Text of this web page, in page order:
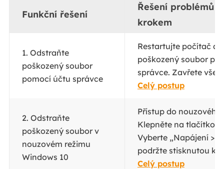
Funkční řešení
Řešení problémů
krokem
1. Odstraňte
poškozený soubor
pomocí účtu správce
Restartujte počítač a
poškozený soubor
správce. Zavřete
Celý postup
2. Odstraňte
poškozený soubor v
nouzovém režimu
Windows 10
Přístup do nouzového
Klepněte na tlačítko
Vyberte „Napájení >
podržte stisknutou
Celý postup